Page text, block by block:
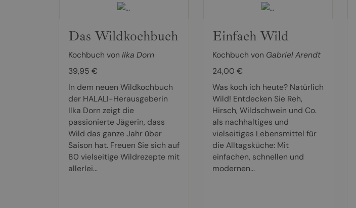
Das Wildkochbuch
Kochbuch von Ilka Dorn
39,95 €
In dem neuen Wildkochbuch
der HALALI-Herausgeberin
Ilka Dorn zeigt die
passionierte Jägerin, dass
Wild das ganze Jahr über
Saison hat. Freuen Sie sich auf
80 vielseitige Wildrezepte mit
allerlei...
Einfach Wild
Kochbuch von Gabriel Arendt
24,00 €
Was koch ich heute? Natürlich
Wild! Entdecken Sie Reh,
Hirsch, Wildschwein und Co.
als nachhaltiges und
vielseitiges Lebensmittel für
die Alltagsküche: Mit
einfachen, schnellen und
modernen...